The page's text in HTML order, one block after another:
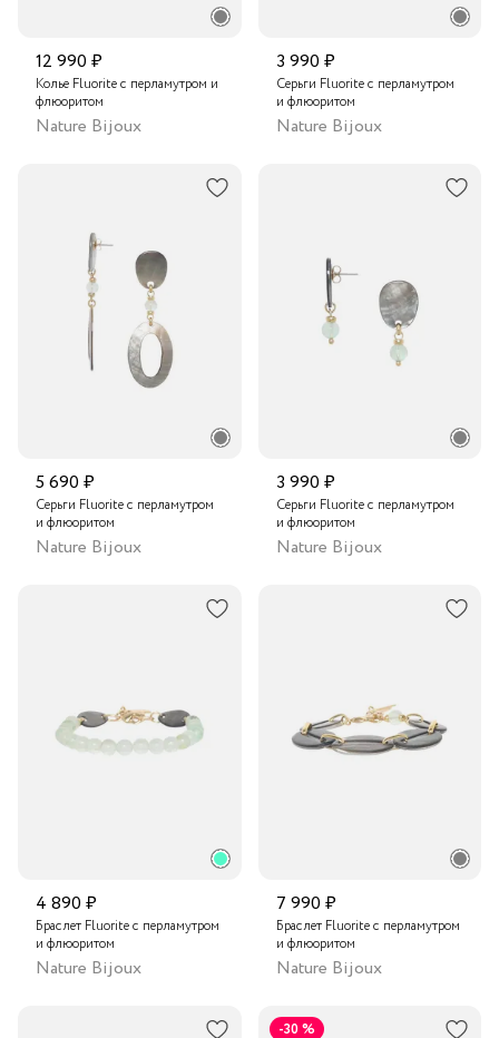
12 990 ₽
Колье Fluorite с перламутром и
флюоритом
Nature Bijoux
3 990 ₽
Серьги Fluorite с перламутром
и флюоритом
Nature Bijoux
5 690 ₽
Серьги Fluorite с перламутром
и флюоритом
Nature Bijoux
3 990 ₽
Серьги Fluorite с перламутром
и флюоритом
Nature Bijoux
4 890 ₽
Браслет Fluorite с перламутром
и флюоритом
Nature Bijoux
7 990 ₽
Браслет Fluorite с перламутром
и флюоритом
Nature Bijoux
-30 %